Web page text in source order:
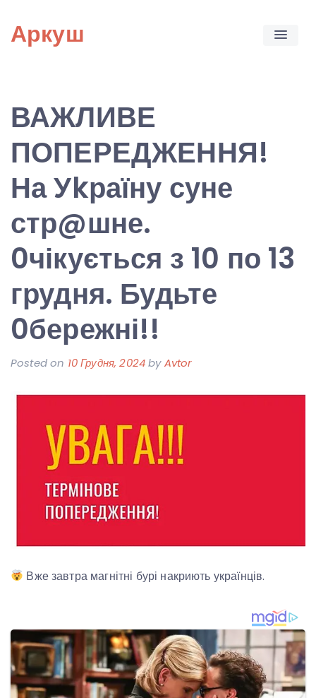
content
Аркуш
ВАЖЛИВЕ
ПОПЕРЕДЖЕННЯ!
На Уkраїну суне
стр@шне.
0чікується з 10 по 13
грудня. Будьте
0бережні!!
Posted on 10 Грудня, 2024byAvtor
Вже завтра магнітні бурі накриють українців.